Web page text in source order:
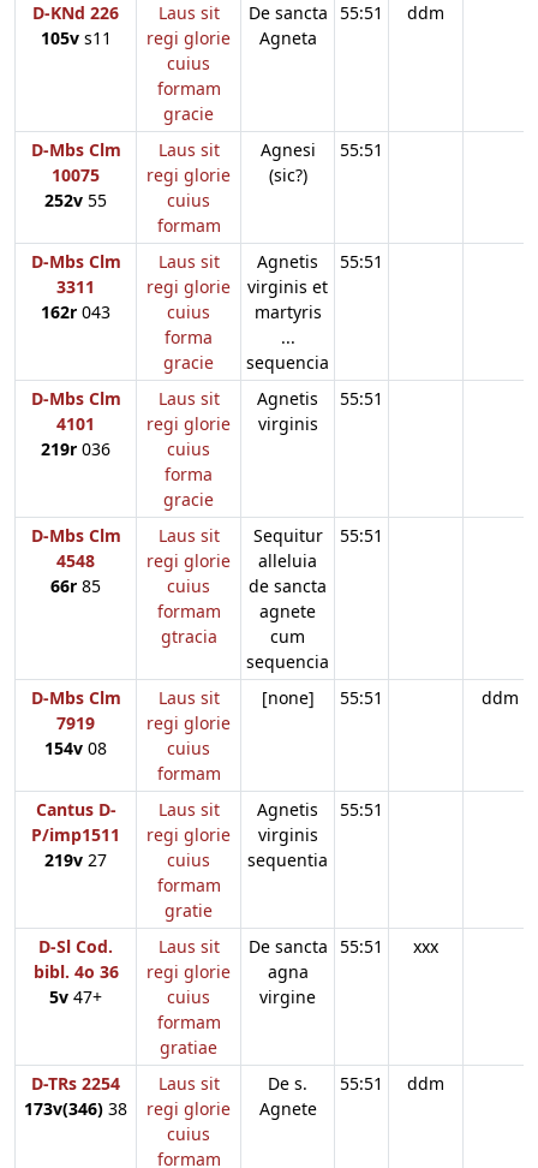
D-KNd 226
105vs11
Laus sit
regi glorie
cuius
formam
gracie
De sancta
Agneta
55:51 ddm
D-Mbs Clm
10075
252v 55
Laus sit
regi glorie
cuius
formam
Agnesi
(sic?)
55:51
D-Mbs Clm
3311
162r 043
Laus sit
regi glorie
cuius
forma
gracie
Agnetis
virginis et
martyris
...
sequencia
55:51
D-Mbs Clm
4101
219r 036
Laus sit
regi glorie
cuius
forma
gracie
Agnetis
virginis
55:51
D-Mbs Clm
4548
66r 85
Laus sit
regi glorie
cuius
formam
gtracia
Sequitur
alleluia
de sancta
agnete
cum
sequencia
55:51
D-Mbs Clm
7919
154v 08
Laus sit
regi glorie
cuius
formam
[none] 55:51 ddm
Cantus D-
P/imp1511
219v 27
Laus sit
regi glorie
cuius
formam
gratie
Agnetis
virginis
sequentia
55:51
D-Sl Cod.
bibl. 4o 36
5v 47+
Laus sit
regi glorie
cuius
formam
gratiae
De sancta
agna
virgine
55:51 xxx
D-TRs 2254
173v(346) 38
Laus sit
regi glorie
cuius
formam
De s.
Agnete
55:51 ddm